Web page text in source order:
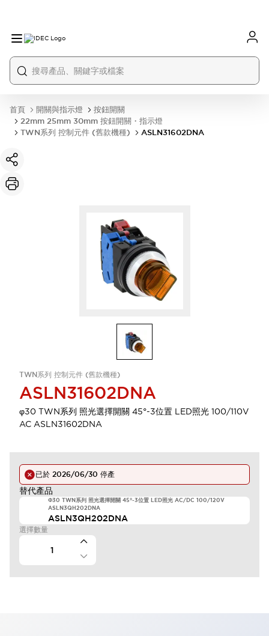
首頁 開關與指示燈
按鈕開關
22mm 25mm 30mm 按鈕開關・指示燈
TWN系列 控制元件 (舊款機種)
ASLN31602DNA
TWN系列 控制元件 (舊款機種)
ASLN31602DNA
φ30 TWN系列 照光選擇開關 45°-3位置 LED照光 100/110V
AC ASLN31602DNA
已於 2026/06/30 停產
替代產品
Φ30 TWN系列 照光選擇開關 45°-3位置 LED照光 AC/DC 100/120V
ASLN3QH202DNA
ASLN3QH202DNA
選擇數量